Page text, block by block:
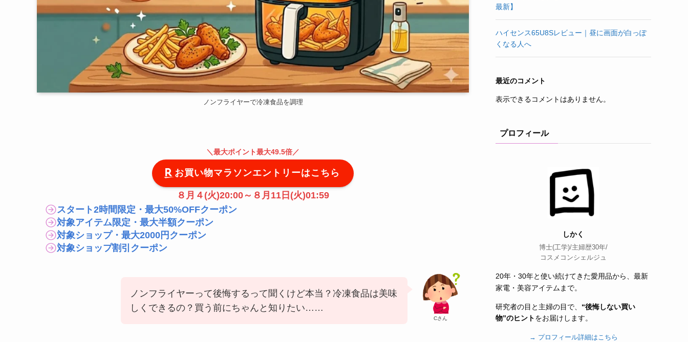
ノンフライヤーで冷凍食品を調理
＼ 最大ポイント最大49.5倍 ／
お買い物マラソンエントリーはこちら
８月４(火)20:00～８月11日(火)01:59
スタート2時間限定・最大50%OFFクーポン
対象アイテム限定・最大半額クーポン
対象ショップ・最大2000円クーポン
対象ショップ割引クーポン
Cさん
ノンフライヤーって後悔するって聞くけど本当？冷凍食品は美味
しくできるの？買う前にちゃんと知りたい……
最新】
ハイセンス65U8Sレビュー｜昼に画面が白っぽ
くなる人へ
最近のコメント
表示できるコメントはありません。
プロフィール
しかく
博士(工学)/主婦歴30年/
コスメコンシェルジュ
20年・30年と使い続けてきた愛用品から、最新
家電・美容アイテムまで。
研究者の目と主婦の目で、 “後悔しない買い
物”のヒントをお届けします。
→ プロフィール詳細はこちら